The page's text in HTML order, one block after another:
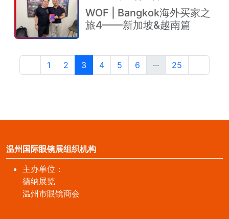
WOF | Bangkok海外买家之
旅4——新加坡&越南篇
1 2 3 4 5 6 ··· 25
温州国际眼镜展组织机构
主办单位：
德纳展览
温州市眼镜商会